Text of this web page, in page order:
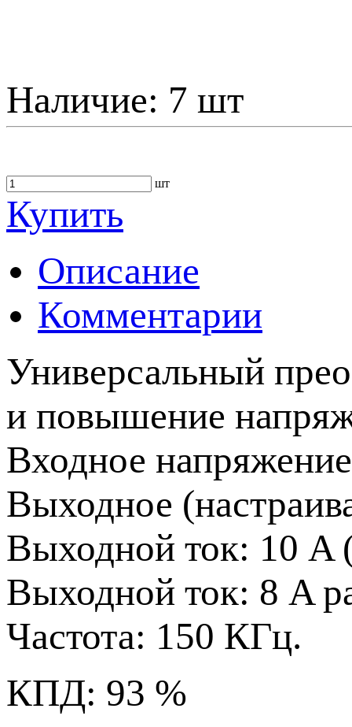
Наличие: 7 шт
шт
Купить
Описание
Комментарии
Универсальный
и повышение
Входное
Выходное
Выходной ток: 10 A
Выходной ток: 8 A
Частота: 150 КГц.
КПД: 93 %